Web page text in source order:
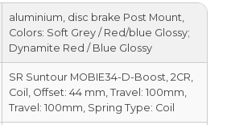
aluminium, disc brake Post Mount,
Colors: Soft Grey / Red/blue Glossy;
Dynamite Red / Blue Glossy
SR Suntour MOBIE34-D-Boost, 2CR,
Coil, Offset: 44 mm, Travel: 100mm,
Travel: 100mm, Spring Type: Coil